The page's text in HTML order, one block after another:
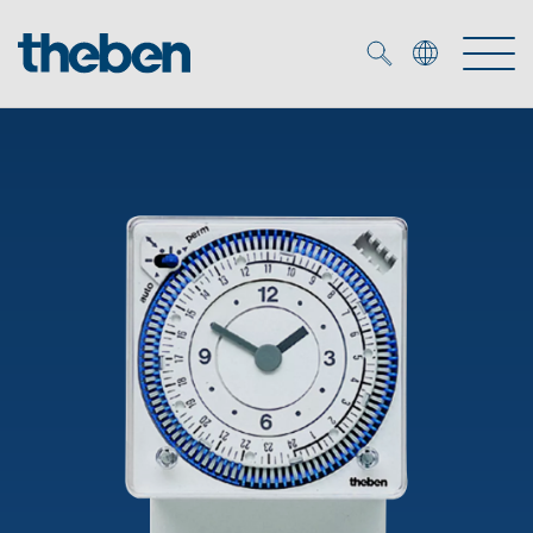
Smart Home
Läsnäolo- ja liiketunnistimet
OEM ratkaisuja
KNX-järjestelmät
Liike- ja läsnäolotunnistimet
Mediakirjasto